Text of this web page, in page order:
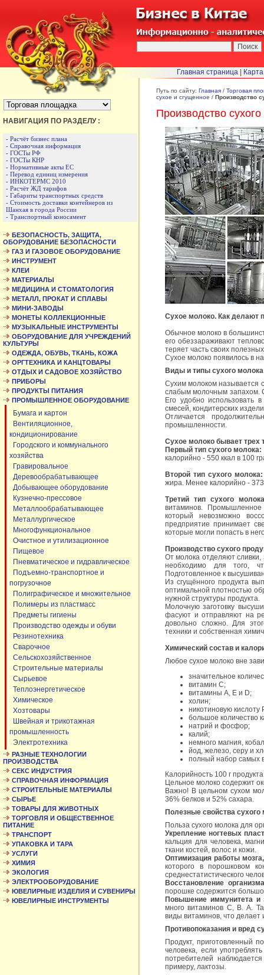
БЫСТРЫЙ ПЕРЕХОД :
НАВИГАЦИЯ ПО РАЗДЕЛУ :
- Расчёт бизнес плана
- Справочная информация
- ГОСТы РФ
- ГОСТы КНР
- Нормативные акты ЕС
- Перевод единиц измерения
- ИНКОТЕРМС 2010
- Расчёт ЖД тарифов
- Габариты транспортных средств
- Стоимость доставки контейнеров из
Шанхая в города России
- Транспортный коносамент
БЕЗОПАСНОСТЬ, ЗАЩИТА,
ОБОРУДОВАНИЕ БЕЗОПАСНОСТИ
ГАЗ И ГАЗОВОЕ ОБОРУДОВАНИЕ
ИНСТРУМЕНТ
КЛЕИ
МАТЕРИАЛЫ
МЕДИЦИНА И СТОМАТОЛОГИЯ
МЕТАЛЛ, ПРОКАТ И СПЛАВЫ
МИНИ-ЗАВОДЫ
МОНЕТЫ КОЛЛЕКЦИОННЫЕ
МУЗЫКАЛЬНЫЕ ИНСТРУМЕНТЫ
ОБОРУДОВАНИЕ ДЛЯ УЧРЕЖДЕНИЙ
КУЛЬТУРЫ
ОДЕЖДА, ОБУВЬ, ТКАНЬ, КОЖА
ОРГТЕХНИКА И КАНЦТОВАРЫ
ОТДЫХ И САДОВОЕ ХОЗЯЙСТВО
ПРИБОРЫ
ПРОДУКТЫ ПИТАНИЯ
ПРОМЫШЛЕННОЕ ОБОРУДОВАНИЕ
Бумага и картон
Вентиляционное,
кондиционирование
Городского и коммунального
хозяйства
Гравировальное
Деревообрабатывающее
Добывающее оборудование
Кузнечно-прессовое
Металлообрабатывающее
Металлургическое
Многофункциональное
Очистное и утилизационное
Пищевое
Пневматическое и гидравлическое
Подъемно-транспортное и
погрузочное
Полиграфическое и множительное
Полимеры из пластмасс
Предметы гигиены
Производство одежды и обуви
Резинотехника
Сварочное
Сельскохозяйственное
Строительные материалы
Сырьевое
Теплоэнергетическое
Химическое
Хозтовары
Швейная и трикотажная
промышленность
Электротехника
РАЗНЫЕ ТЕХНОЛОГИИ
ПРОИЗВОДСТВА
СЕКС ИНДУСТРИЯ
СПРАВОЧНАЯ ИНФОРМАЦИЯ
СТРОИТЕЛЬНЫЕ МАТЕРИАЛЫ
СЫРЬЕ
ТОВАРЫ ДЛЯ ЖИВОТНЫХ
ТОРГОВЛЯ И ОБЩЕСТВЕННОЕ
ПИТАНИЕ
ТРАНСПОРТ
УПАКОВКА И ТАРА
УСЛУГИ
ХИМИЯ
ЭКОЛОГИЯ
ЭЛЕКТРООБОРУДОВАНИЕ
ЮВЕЛИРНЫЕ ИЗДЕЛИЯ И СУВЕНИРЫ
ЮВЕЛИРНЫЕ ИНСТРУМЕНТЫ
Путь по сайту: Главная / Торговая
сухое и сгущенное / Производство
Производство
Сухое молоко. Как делают
Обычное молоко в
его обеззараживают
теряет часть своих
Сухое молоко появилось в
Виды и типы сухого молока
Сухим молоком называется
слабым молочным запахом.
Его удобно использовать
смесей, кондитерских
Отличается
промышленности.
Сухое молоко бывает трех
Первый тип сухого молока:
калорийно - 550 ккал в 100
Второй тип сухого
жира. Менее калорийно -
Третий тип сухого
витаминов. Промышленное
который невозможно
предприятие принимает
которые могли попасть в
Производство сухого
От молока отделяют
необходимо для того,
Подготовленное к
Из сгущённого продукта
оптимальной плотностью
нужной структуры продукта.
Молочную заготовку
фасуют и отправляют на
довольно сложно. Для
техники и собственная
Химический состав и
Любое сухое молоко вне
значительное
витамин С;
витамины А, Е и D;
холин;
никотиновую кислоту
большое количество
натрий и фосфор;
калий;
немного магния,
йод, железо, серу и
полный набор самых
Калорийность 100 г
Цельное молоко содержит
Важно! В цельном сухом
36% белков и 52% сахара.
Полезные свойства сухого
Польза сухого молока для
Укрепление ногтевых
кальция для человека,
ткани
Оптимизация работы
которого в порошковом
среднестатистического
Восстановление
порошке содержится
Повышение иммунитета и
много витаминов С, В. А.
виды витаминов, что делает
Противопоказания и вред
Продукт, приготовленный
человека, если
потребителей
примеру, лактозы.
Главная страница